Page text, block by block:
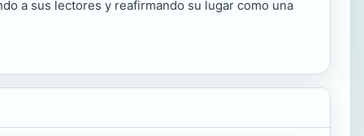
a sus lectores y reafirmando su lugar como una